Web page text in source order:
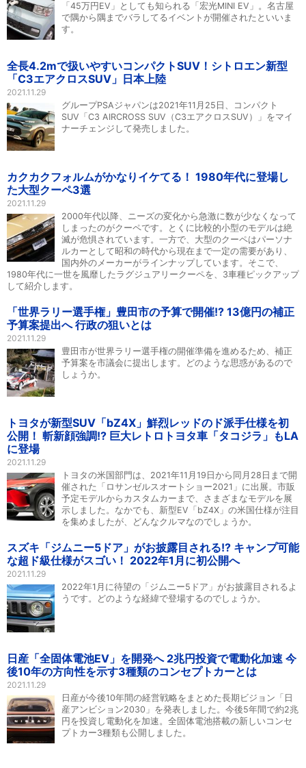
「45万円EV」としても知られる「宏光MINI EV」。名古屋
で隅から隅までバラしてるイベントが開催されたといいま
す。
全長4.2mで扱いやすいコンパクトSUV！シトロエン新型
「C3エアクロスSUV」日本上陸
2021.11.29
グループPSAジャパンは2021年11月25日、コンパクト
SUV「C3 AIRCROSS SUV（C3エアクロスSUV）」をマイ
ナーチェンジして発売しました。
カクカクフォルムがかなりイケてる！ 1980年代に登場し
た大型クーペ3選
2021.11.29
2000年代以降、ニーズの変化から急激に数が少なくなって
しまったのがクーペです。とくに比較的小型のモデルは絶
滅が危惧されています。一方で、大型のクーペはパーソナ
ルカーとして昭和の時代から現在まで一定の需要があり、
国内外のメーカーがラインナップしています。そこで、
1980年代に一世を風靡したラグジュアリークーペを、3車種ピックアップ
して紹介します。
「世界ラリー選手権」豊田市の予算で開催!? 13億円の補正
予算案提出へ 行政の狙いとは
2021.11.29
豊田市が世界ラリー選手権の開催準備を進めるため、補正
予算案を市議会に提出します。どのような思惑があるので
しょうか。
トヨタが新型SUV「bZ4X」鮮烈レッドのド派手仕様を初
公開！ 斬新顔強調!? 巨大レトロトヨタ車「タコジラ」もLA
に登場
2021.11.29
トヨタの米国部門は、2021年11月19日から同月28日まで開
催された「ロサンゼルスオートショー2021」に出展。市販
予定モデルからカスタムカーまで、さまざまなモデルを展
示しました。なかでも、新型EV「bZ4X」の米国仕様が注目
を集めましたが、どんなクルマなのでしょうか。
スズキ「ジムニー5ドア」がお披露目される!? キャンプ可能
な超ド級仕様がスゴい！ 2022年1月に初公開へ
2021.11.29
2022年1月に待望の「ジムニー5ドア」がお披露目されるよ
うです。どのような経緯で登場するのでしょうか。
日産「全固体電池EV」を開発へ 2兆円投資で電動化加速 今
後10年の方向性を示す3種類のコンセプトカーとは
2021.11.29
日産が今後10年間の経営戦略をまとめた長期ビジョン「日
産アンビション2030」を発表しました。今後5年間で約2兆
円を投資し電動化を加速。全固体電池搭載の新しいコンセ
プトカー3種類も公開しました。